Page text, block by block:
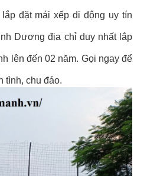
đặt mái xếp di động uy tín
Dương địa chỉ duy nhất lắp
lên đến 02 năm. Gọi ngay để
tình, chu đáo.